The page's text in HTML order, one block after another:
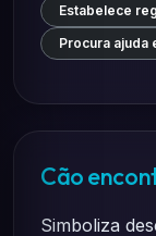
Estabelece
Procura ajuda
Cão
Simboliza